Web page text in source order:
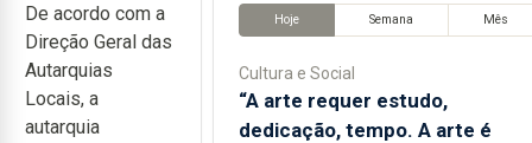
De acordo com a
Direção Geral das
Autarquias
Locais, a
autarquia
Hoje Semana Mês
Cultura e Social
“A arte requer estudo,
dedicação, tempo. A arte é